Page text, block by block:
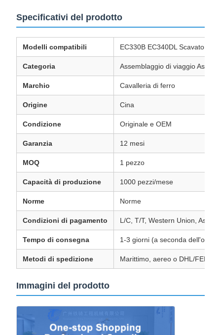
Specificativi del prodotto
Modelli compatibili EC330B EC340DL Scavatori
Categoria Assemblaggio di viaggio
Marchio Cavalleria di ferro
Origine Cina
Condizione Originale e OEM
Garanzia 12 mesi
MOQ 1 pezzo
Capacità di produzione 1000 pezzi/mese
Norme Norme
Condizioni di pagamento L/C, T/T, Western Union,
Tempo di consegna 1-3 giorni (a seconda
Metodi di spedizione Marittimo, aereo o DHL/
Immagini del prodotto